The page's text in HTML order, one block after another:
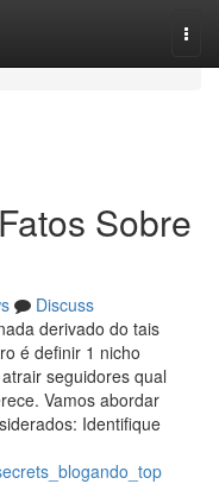
Sobre
Discuss
derivado do tais
é definir 1 nicho
seguidores qual
Vamos abordar
Identifique